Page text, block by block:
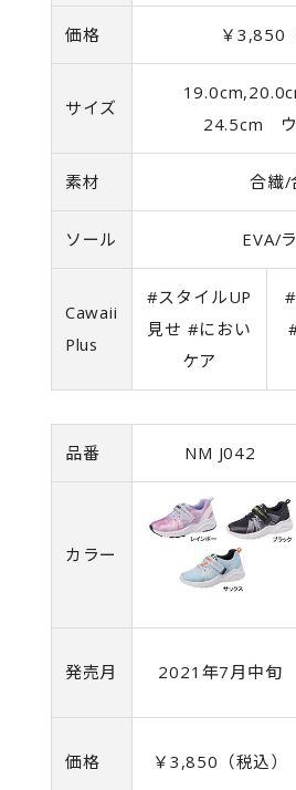
価格 ￥3,850
サイズ
24.5cm ウ
素材 合繊/
ソール EVA/
Cawaii
Plus
#スタイルUP
見せ #におい
ケア
品番 NM J042
カラー
発売月 2021年7月中旬
価格 ￥3,850（税込）